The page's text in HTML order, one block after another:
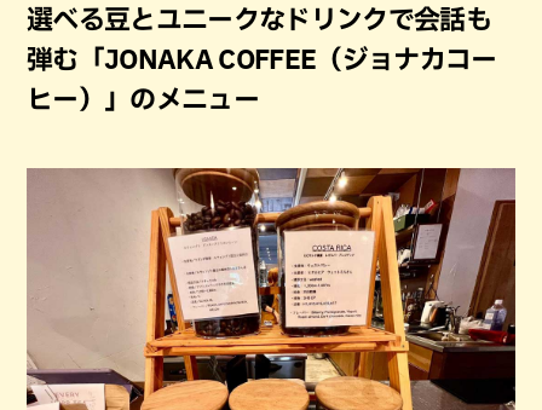
選べる豆とユニークなドリンクで会話も
弾む「JONAKA COFFEE（ジョナカコー
ヒー）」のメニュー